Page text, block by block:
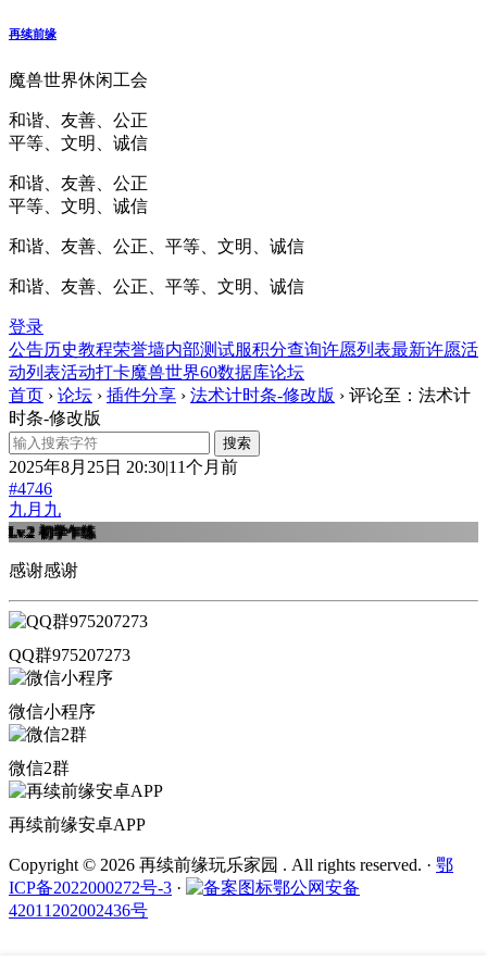
再续前缘
魔兽世界休闲工会
和谐、友善、公正
平等、文明、诚信
和谐、友善、公正
平等、文明、诚信
和谐、友善、公正、平等、文明、诚信
和谐、友善、公正、平等、文明、诚信
登录
公告历史教程荣誉墙内部测试服积分查询许愿列表最新许愿活
动列表活动打卡魔兽世界60数据库论坛
首页 › 论坛 › 插件分享 › 法术计时条-修改版 › 评论至：法术计
时条-修改版
2025年8月25日 20:30|11个月前
#4746
九月九
Lv.2 初学乍练
感谢感谢
QQ群975207273
微信小程序
微信2群
再续前缘安卓APP
Copyright © 2026 再续前缘玩乐家园 . All rights reserved. · 鄂
ICP备2022000272号-3 ·
鄂公网安备
42011202002436号